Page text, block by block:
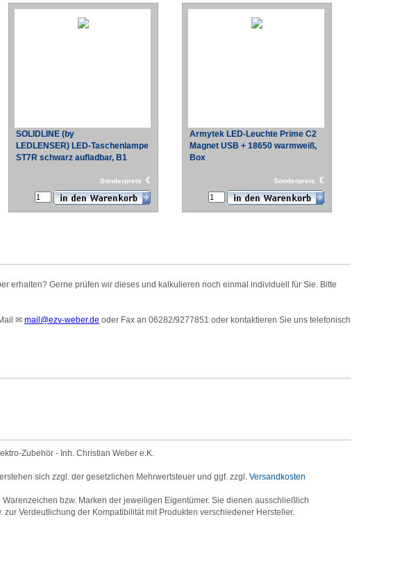
SOLIDLINE (by
LEDLENSER) LED-Taschenlampe
ST7R schwarz aufladbar, B1
Sonderpreis €
Armytek LED-Leuchte Prime C2
Magnet USB + 18650 warmweiß,
Box
Sonderpreis €
erhalten? Gerne prüfen wir dieses und kalkulieren noch einmal individuell für Sie. Bitte
✉ mail@ezv-weber.de oder Fax an 06282/9277851 oder kontaktieren Sie uns telefonisch
Zubehör - Inh. Christian Weber e.K.
sich zzgl. der gesetzlichen Mehrwertsteuer und ggf. zzgl. Versandkosten
bzw. Marken der jeweiligen Eigentümer. Sie dienen ausschließlich
Verdeutlichung der Kompatibilität mit Produkten verschiedener Hersteller.